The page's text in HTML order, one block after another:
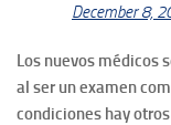
December 8,
Los nuevos médicos
al ser un examen
condiciones hay